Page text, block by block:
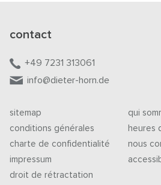
contact
+49 7231 313061
info@dieter-horn.de
sitemap
conditions générales
charte de confidentialité
impressum
droit de rétractation
qui
heures
nous